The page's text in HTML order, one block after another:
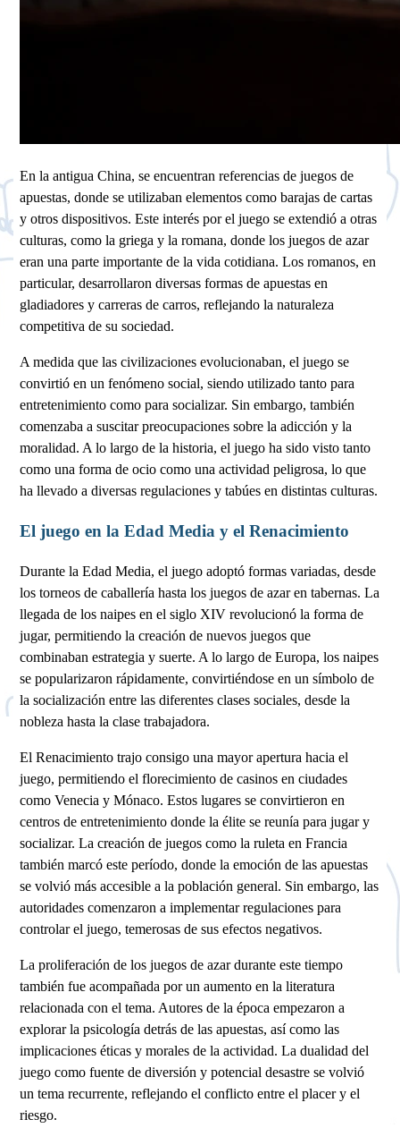
En la antigua China, se encuentran referencias de juegos de
apuestas, donde se utilizaban elementos como barajas de cartas
y otros dispositivos. Este interés por el juego se extendió a otras
culturas, como la griega y la romana, donde los juegos de azar
eran una parte importante de la vida cotidiana. Los romanos, en
particular, desarrollaron diversas formas de apuestas en
gladiadores y carreras de carros, reflejando la naturaleza
competitiva de su sociedad.
A medida que las civilizaciones evolucionaban, el juego se
convirtió en un fenómeno social, siendo utilizado tanto para
entretenimiento como para socializar. Sin embargo, también
comenzaba a suscitar preocupaciones sobre la adicción y la
moralidad. A lo largo de la historia, el juego ha sido visto tanto
como una forma de ocio como una actividad peligrosa, lo que
ha llevado a diversas regulaciones y tabúes en distintas culturas.
El juego en la Edad Media y el Renacimiento
Durante la Edad Media, el juego adoptó formas variadas, desde
los torneos de caballería hasta los juegos de azar en tabernas. La
llegada de los naipes en el siglo XIV revolucionó la forma de
jugar, permitiendo la creación de nuevos juegos que
combinaban estrategia y suerte. A lo largo de Europa, los naipes
se popularizaron rápidamente, convirtiéndose en un símbolo de
la socialización entre las diferentes clases sociales, desde la
nobleza hasta la clase trabajadora.
El Renacimiento trajo consigo una mayor apertura hacia el
juego, permitiendo el florecimiento de casinos en ciudades
como Venecia y Mónaco. Estos lugares se convirtieron en
centros de entretenimiento donde la élite se reunía para jugar y
socializar. La creación de juegos como la ruleta en Francia
también marcó este período, donde la emoción de las apuestas
se volvió más accesible a la población general. Sin embargo, las
autoridades comenzaron a implementar regulaciones para
controlar el juego, temerosas de sus efectos negativos.
La proliferación de los juegos de azar durante este tiempo
también fue acompañada por un aumento en la literatura
relacionada con el tema. Autores de la época empezaron a
explorar la psicología detrás de las apuestas, así como las
implicaciones éticas y morales de la actividad. La dualidad del
juego como fuente de diversión y potencial desastre se volvió
un tema recurrente, reflejando el conflicto entre el placer y el
riesgo.